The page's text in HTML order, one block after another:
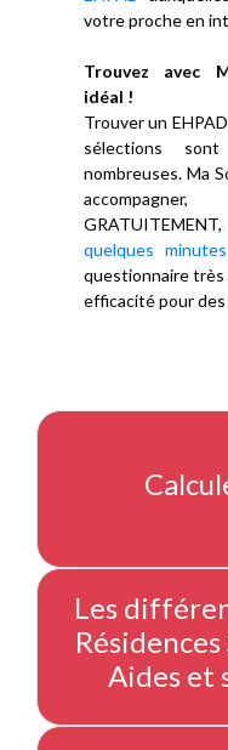
votre proche en
Trouvez avec
idéal !
Trouver un
sélections
nombreuses. Ma
quelques
questionnaire très
efficacité pour
Les
Aides et